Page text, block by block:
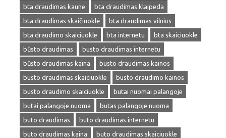
bta draudimas kaune
bta draudimas klaipeda
bta draudimas skaičiuoklė
bta draudimas vilnius
bta draudimo skaiciuokle
bta internetu
bta skaiciuokle
būsto draudimas
busto draudimas internetu
būsto draudimas kaina
busto draudimas kainos
busto draudimas skaiciuokle
busto draudimo kainos
busto draudimo skaiciuokle
butai nuomai palangoje
butai palangoje nuoma
butas palangoje nuoma
buto draudimas
buto draudimas internetu
buto draudimas kaina
buto draudimas skaiciuokle